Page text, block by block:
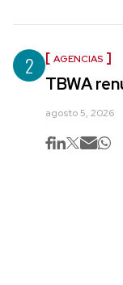
2 AGENCIAS
TBWA
agosto 5, 2026